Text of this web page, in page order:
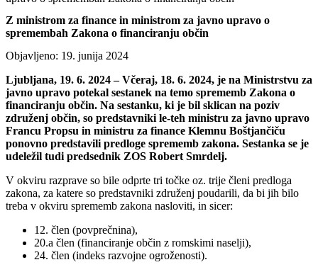
Z ministrom za finance in ministrom za javno upravo o
spremembah Zakona o financiranju občin
Objavljeno: 19. junija 2024
Ljubljana, 19. 6. 2024 – Včeraj, 18. 6. 2024, je na Ministrstvu za
javno upravo potekal sestanek na temo sprememb Zakona o
financiranju občin. Na sestanku, ki je bil sklican na poziv
združenj občin, so predstavniki le-teh ministru za javno upravo
Francu Propsu in ministru za finance Klemnu Boštjančiču
ponovno predstavili predloge sprememb zakona. Sestanka se je
udeležil tudi predsednik ZOS Robert Smrdelj.
V okviru razprave so bile odprte tri točke oz. trije členi predloga
zakona, za katere so predstavniki združenj poudarili, da bi jih bilo
treba v okviru sprememb zakona nasloviti, in sicer:
12. člen (povprečnina),
20.a člen (financiranje občin z romskimi naselji),
24. člen (indeks razvojne ogroženosti).